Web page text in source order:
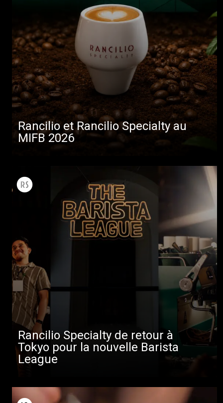
Rancilio et Rancilio Specialty au
MIFB 2026
Rancilio Specialty de retour à
Tokyo pour la nouvelle Barista
League